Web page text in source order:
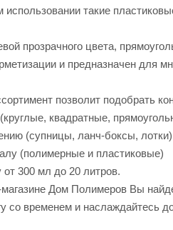
использовании такие
прозрачного цвета,
и предназначен для
позволит подобрать
квадратные,
(супницы, ланч-боксы, лотки)
(полимерные и пластиковые)
300 мл до 20 литров.
Дом Полимеров Вы
со временем и наслаждайтесь